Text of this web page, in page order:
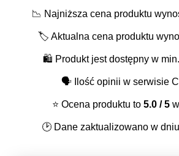
📉 Najniższa cena produktu
🏷️ Aktualna cena produktu
🛍️ Produkt jest dostępny w min.
🗣️Ilość opinii w serwisie
⭐️ Ocena produktu to 5.0/ 5
🕑Dane zaktualizowano w dniu